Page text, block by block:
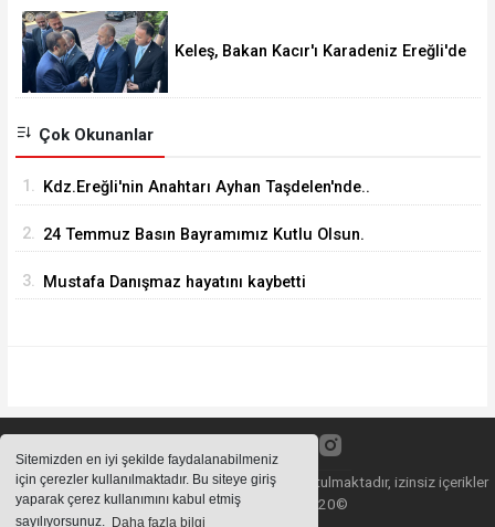
Sitemizden en iyi şekilde faydalanabilmeniz
için çerezler kullanılmaktadır. Bu siteye giriş
yaparak çerez kullanımını kabul etmiş
sayılıyorsunuz. Daha fazla bilgi
Keleş, Bakan Kacır'ı Karadeniz Ereğli'de
Çok Okunanlar
1. Kdz.Ereğli'nin Anahtarı Ayhan Taşdelen'nde..
2. 24 Temmuz Basın Bayramımız Kutlu Olsun.
3. Mustafa Danışmaz hayatını kaybetti
Sitemizde bulunan içeriklerin tüm hakları saklı tutulmaktadır, izinsiz içerikler
kullanılamaz. Copyright 2020©